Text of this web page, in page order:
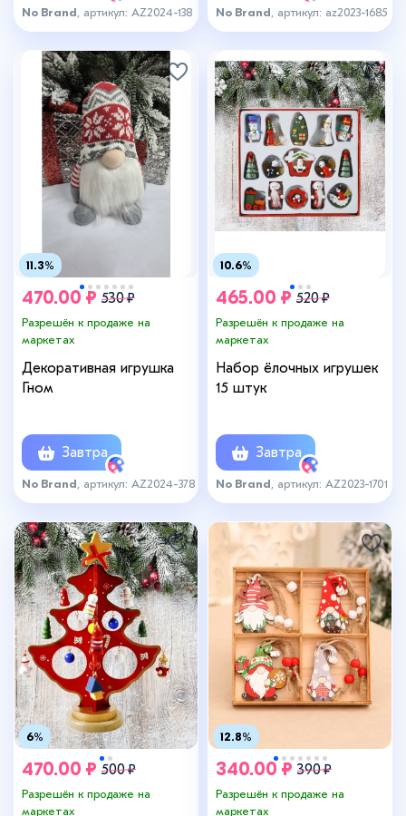
No Brand , артикул: AZ2024-138 No Brand , артикул: az2023-1685
11.3%
470.00 ₽ 530 ₽
Разрешён к продаже на
маркетах
Декоративная игрушка
Гном
Завтра
No Brand , артикул: AZ2024-378
10.6%
465.00 ₽ 520 ₽
Разрешён к продаже на
маркетах
Набор ёлочных игрушек
15 штук
Завтра
No Brand , артикул: AZ2023-1701
6%
470.00 ₽ 500 ₽
Разрешён к продаже на
маркетах
12.8%
340.00 ₽ 390 ₽
Разрешён к продаже на
маркетах